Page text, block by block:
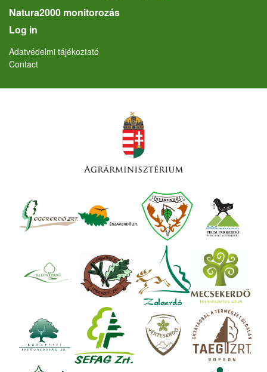
Natura2000 monitorozás
User account menu
Log in
Lábléc
Adatvédelmi tájékoztató
Contact